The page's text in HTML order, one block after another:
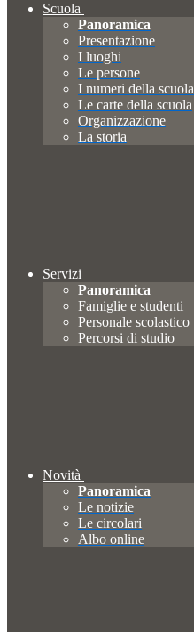
Scuola
Panoramica
Presentazione
I luoghi
Le persone
I numeri della scuola
Le carte della scuola
Organizzazione
La storia
Servizi
Panoramica
Famiglie e studenti
Personale scolastico
Percorsi di studio
Novità
Panoramica
Le notizie
Le circolari
Albo online